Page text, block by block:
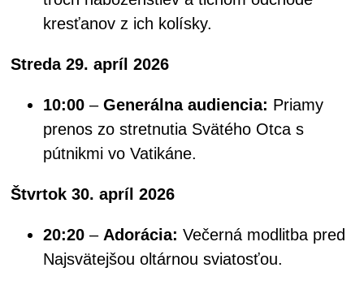
kresťanov z ich kolísky.
Streda 29. apríl 2026
10:00 – Generálna audiencia: Priamy
prenos zo stretnutia Svätého Otca s
pútnikmi vo Vatikáne.
Štvrtok 30. apríl 2026
20:20 – Adorácia: Večerná modlitba pred
Najsvätejšou oltárnou sviatosťou.